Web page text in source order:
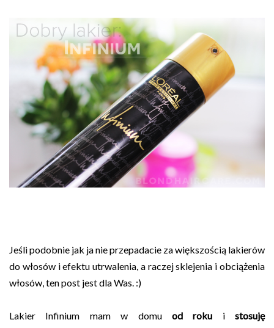
Jeśli podobnie jak ja nie przepadacie za większością lakierów
do włosów i efektu utrwalenia, a raczej sklejenia i obciążenia
włosów, ten post jest dla Was. :)
Lakier Infinium mam w domu od roku i stosuję